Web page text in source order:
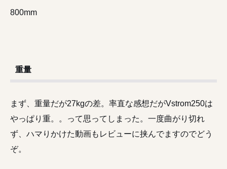
800mm
重量
まず、重量だが27kgの差。率直な感想だがVstrom250は
やっぱり重。。って思ってしまった。一度曲がり切れ
ず、ハマりかけた動画もレビューに挟んでますのでどう
ぞ。